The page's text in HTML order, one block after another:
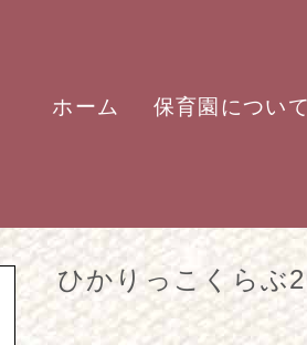
ホーム 保育園について
ひかりっこくらぶ